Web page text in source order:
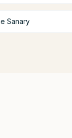
Sanary